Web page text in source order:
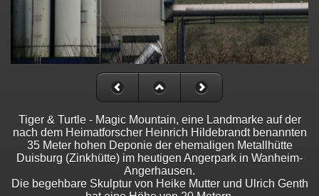
Tiger & Turtle - Magic Mountain, eine Landmarke auf der
nach dem Heimatforscher Heinrich Hildebrandt benannten
35 Meter hohen Deponie der ehemaligen Metallhütte
Duisburg (Zinkhütte) im heutigen Angerpark in Wanheim-
Angerhausen.
Die begehbare Skulptur von Heike Mutter und Ulrich Genth